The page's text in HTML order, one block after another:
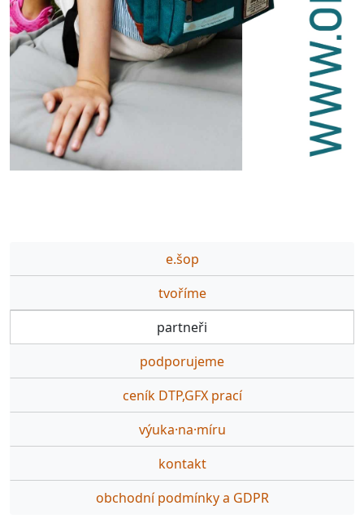
e.šop
tvoříme
partneři
podporujeme
ceník DTP,GFX prací
výuka·na·míru
kontakt
obchodní podmínky a GDPR